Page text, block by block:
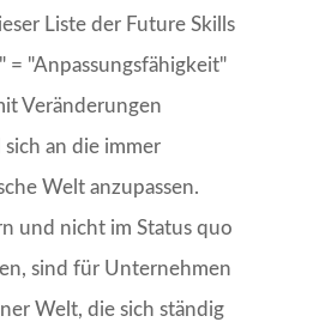
Liste der Future Skills
"Anpassungsfähigkeit"
Veränderungen
an die immer
Welt anzupassen.
und nicht im Status quo
sind für Unternehmen
Welt, die sich ständig